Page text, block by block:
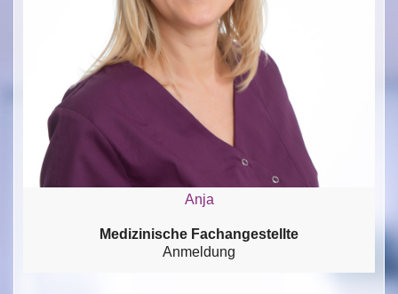
Anja
Medizinische Fachangestellte
Anmeldung